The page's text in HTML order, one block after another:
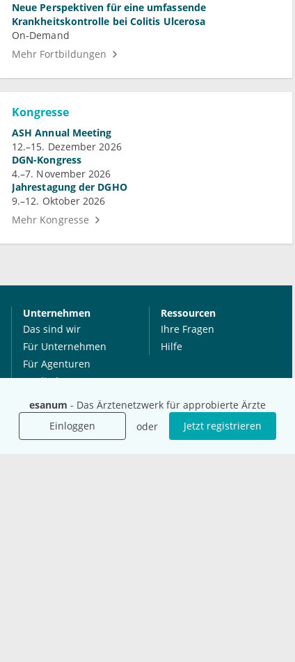
esanum - Das Ärztenetzwerk für approbierte Ärzte
Einloggen
oder Jetzt registrieren
Neue Perspektiven für eine umfassende
Krankheitskontrolle bei Colitis Ulcerosa
On-Demand
Mehr Fortbildungen
Kongresse
ASH Annual Meeting
12.–15. Dezember 2026
DGN-Kongress
4.–7. November 2026
Jahrestagung der DGHO
9.–12. Oktober 2026
Mehr Kongresse
Unternehmen
Das sind wir
Für Unternehmen
Für Agenturen
Mediadaten
Karriere
Ressourcen
Ihre Fragen
Hilfe